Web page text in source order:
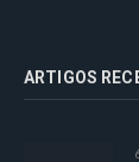
ARTIGOS